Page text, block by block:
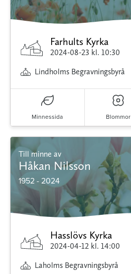
Farhults Kyrka
2024-08-23 kl. 10:30
Lindholms Begravningsbyrå
Minnessida Blommor
Till minne av
Håkan Nilsson
1952 - 2024
Hasslövs Kyrka
2024-04-12 kl. 14:00
Laholms Begravningsbyrå